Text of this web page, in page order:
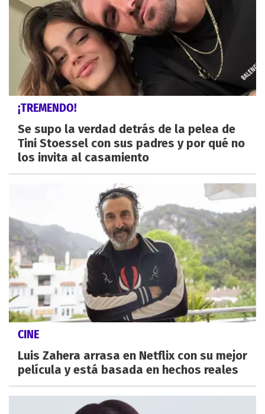
¡TREMENDO!
Se supo la verdad detrás de la pelea de
Tini Stoessel con sus padres y por qué no
los invita al casamiento
CINE
Luis Zahera arrasa en Netflix con su mejor
película y está basada en hechos reales